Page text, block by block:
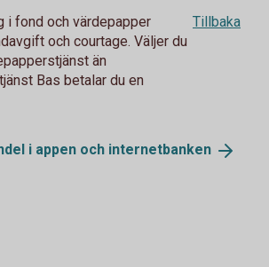
i fond och värdepapper
och courtage. Väljer du
än
Bas betalar du en
Tillbaka
i appen och internetbanken